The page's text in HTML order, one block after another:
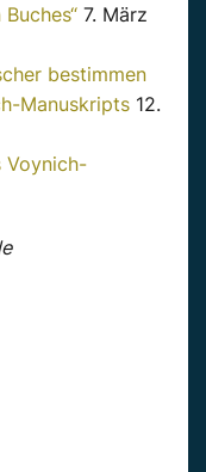
7. März
bestimmen
Manuskripts 12.
Voynich-